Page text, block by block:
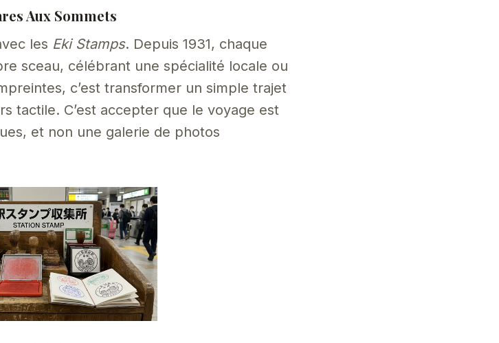
Aux Sommets
les Eki Stamps. Depuis 1931, chaque
sceau, célébrant une spécialité locale ou
c’est transformer un simple trajet
tactile. C’est accepter que le voyage est
et non une galerie de photos